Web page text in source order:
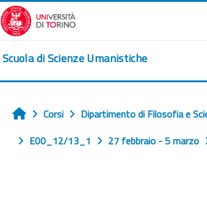
Vai al contenuto principale
Scuola di Scienze Umanistiche
Home
Corsi Dipartimento di Filosofia e
E00_12/13_1
27 febbraio - 5 marzo